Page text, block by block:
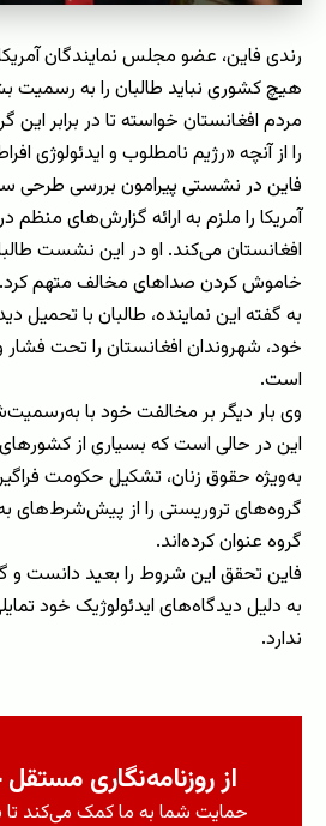
رندی فاین، عضو مجلس نمایندگان
هیچ کشوری نباید طالبان را به رسمیت
مردم افغانستان خواسته تا در برابر این
را از آنچه «رژیم نامطلوب و ایدئولوژی
فاین در نشستی پیرامون بررسی
آمریکا را ملزم به ارائه گزارش‌های منظم
افغانستان می‌کند. او در این نشست
خاموش کردن صداهای مخالف متهم کرد.
به گفته این نماینده، طالبان با تحمیل
خود، شهروندان افغانستان را تحت
است.
وی بار دیگر بر مخالفت خود با
این در حالی است که بسیاری از
به‌ویژه حقوق زنان، تشکیل حکومت
گروه‌های تروریستی را از پیش‌شرط‌های
گروه عنوان کرده‌اند.
فاین تحقق این شروط را بعید دانست و
به دلیل دیدگاه‌های ایدئولوژیک خود
ندارد.
از روزنامه‌نگاری
حمایت شما به ما کمک می‌کند تا